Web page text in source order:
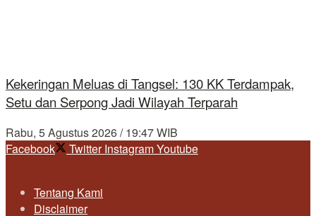
Kekeringan Meluas di Tangsel: 130 KK Terdampak,
Setu dan Serpong Jadi Wilayah Terparah
Rabu, 5 Agustus 2026 / 19:47 WIB
Facebook
Twitter InstagramYoutube
Tentang Kami
Disclaimer